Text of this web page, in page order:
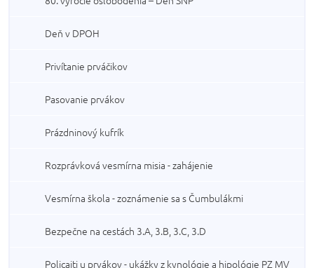
Deň v DPOH
Privítanie prváčikov
Pasovanie prvákov
Prázdninový kufrík
Rozprávková vesmírna misia - zahájenie
Vesmírna škola - zoznámenie sa s Čumbulákmi
Bezpečne na cestách 3.A, 3.B, 3.C, 3.D
Policajti u prvákov - ukážky z kynológie a hipológie PZ MV